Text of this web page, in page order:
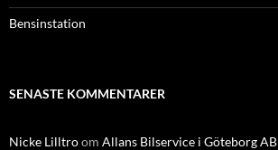
Bensinstation
SENASTE KOMMENTARER
Nicke Lilltroom Allans Bilservice i Göteborg AB